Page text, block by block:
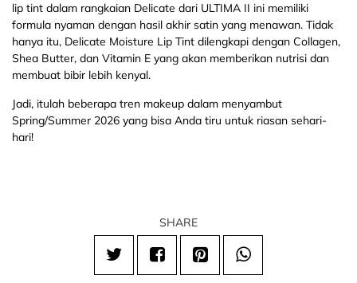
lip tint dalam rangkaian Delicate dari ULTIMA II ini memiliki
formula nyaman dengan hasil akhir satin yang menawan. Tidak
hanya itu, Delicate Moisture Lip Tint dilengkapi dengan Collagen,
Shea Butter, dan Vitamin E yang akan memberikan nutrisi dan
membuat bibir lebih kenyal.
Jadi, itulah beberapa tren makeup dalam menyambut
Spring/Summer 2026 yang bisa Anda tiru untuk riasan sehari-
hari!
SHARE